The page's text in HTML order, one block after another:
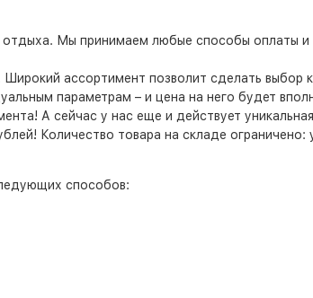
Мы принимаем любые способы оплаты и
Широкий ассортимент позволит сделать выбор
параметрам – и цена на него будет
А сейчас у нас еще и действует
Количество товара на складе ограничено:
способов: